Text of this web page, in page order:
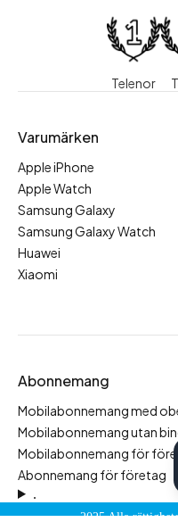
Telenor
Varumärken
Apple iPhone
Apple Watch
Samsung Galaxy
Samsung Galaxy Watch
Huawei
Xiaomi
Abonnemang
Mobilabonnemang med
Mobilabonnemang utan
Mobilabonnemang för
Abonnemang för företag
.
2025 Alla